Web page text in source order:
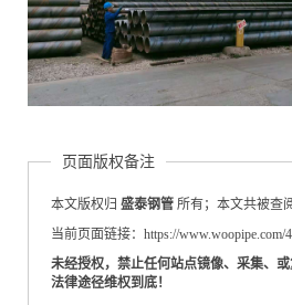
页面版权备注
本文版权归 盛泰钢管 所有；本文共被查
当前页面链接：https://www.woopipe.com/
未经授权，禁止任何站点镜像、采集、
法律途径维权到底！